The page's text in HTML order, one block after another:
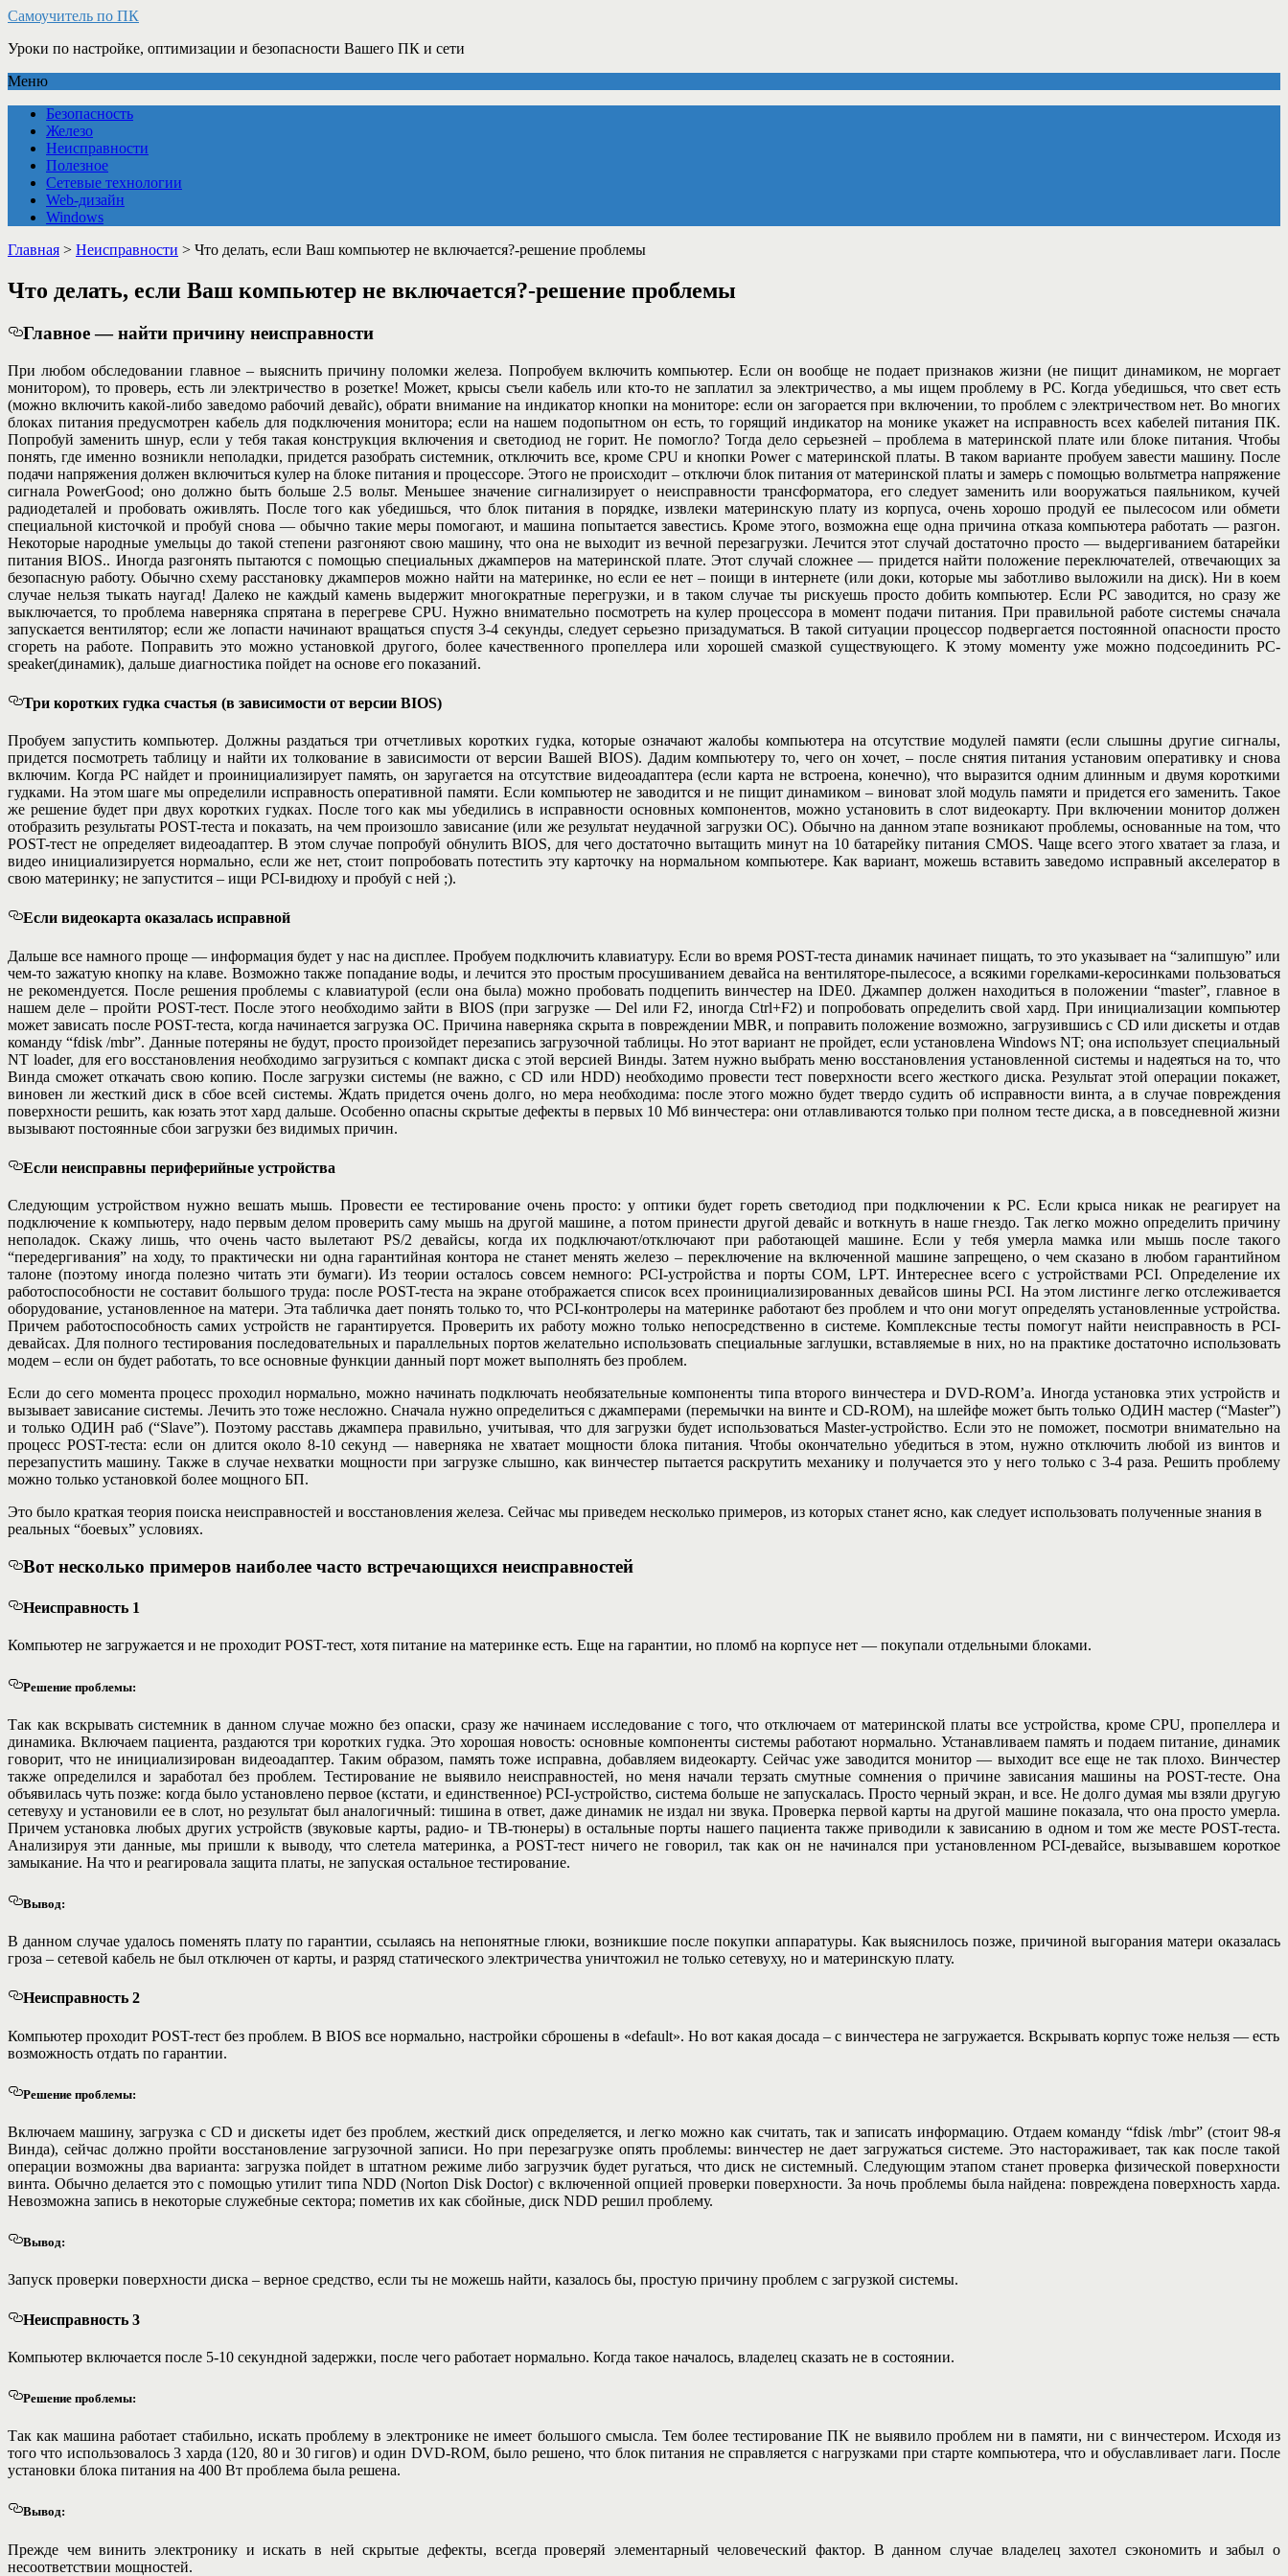
Самоучитель по ПК
Уроки по настройке, оптимизации и безопасности Вашего ПК и сети
Меню
Безопасность
Железо
Неисправности
Полезное
Сетевые технологии
Web-дизайн
Windows
Главная > Неисправности > Что делать, если Ваш компьютер не включается?-решение проблемы
Что делать, если Ваш компьютер не включается?-решение проблемы
Главное — найти причину неисправности
При любом обследовании главное – выяснить причину поломки железа. Попробуем включить компьютер. Если он вообще не подает признаков жизни (не пищит динамиком, не моргает
монитором), то проверь, есть ли электричество в розетке! Может, крысы съели кабель или кто-то не заплатил за электричество, а мы ищем проблему в PC. Когда убедишься, что свет есть
(можно включить какой-либо заведомо рабочий девайс), обрати внимание на индикатор кнопки на мониторе: если он загорается при включении, то проблем с электричеством нет. Во многих
блоках питания предусмотрен кабель для подключения монитора; если на нашем подопытном он есть, то горящий индикатор на монике укажет на исправность всех кабелей питания ПК.
Попробуй заменить шнур, если у тебя такая конструкция включения и светодиод не горит. Не помогло? Тогда дело серьезней – проблема в материнской плате или блоке питания. Чтобы
понять, где именно возникли неполадки, придется разобрать системник, отключить все, кроме CPU и кнопки Power с материнской платы. В таком варианте пробуем завести машину. После
подачи напряжения должен включиться кулер на блоке питания и процессоре. Этого не происходит – отключи блок питания от материнской платы и замерь с помощью вольтметра напряжение
сигнала PowerGood; оно должно быть больше 2.5 вольт. Меньшее значение сигнализирует о неисправности трансформатора, его следует заменить или вооружаться паяльником, кучей
радиодеталей и пробовать оживлять. После того как убедишься, что блок питания в порядке, извлеки материнскую плату из корпуса, очень хорошо продуй ее пылесосом или обмети
специальной кисточкой и пробуй снова — обычно такие меры помогают, и машина попытается завестись. Кроме этого, возможна еще одна причина отказа компьютера работать — разгон.
Некоторые народные умельцы до такой степени разгоняют свою машину, что она не выходит из вечной перезагрузки. Лечится этот случай достаточно просто — выдергиванием батарейки
питания BIOS.. Иногда разгонять пытаются с помощью специальных джамперов на материнской плате. Этот случай сложнее — придется найти положение переключателей, отвечающих за
безопасную работу. Обычно схему расстановку джамперов можно найти на материнке, но если ее нет – поищи в интернете (или доки, которые мы заботливо выложили на диск). Ни в коем
случае нельзя тыкать наугад! Далеко не каждый камень выдержит многократные перегрузки, и в таком случае ты рискуешь просто добить компьютер. Если PC заводится, но сразу же
выключается, то проблема наверняка спрятана в перегреве CPU. Нужно внимательно посмотреть на кулер процессора в момент подачи питания. При правильной работе системы сначала
запускается вентилятор; если же лопасти начинают вращаться спустя 3-4 секунды, следует серьезно призадуматься. В такой ситуации процессор подвергается постоянной опасности просто
сгореть на работе. Поправить это можно установкой другого, более качественного пропеллера или хорошей смазкой существующего. К этому моменту уже можно подсоединить PC-
speaker(динамик), дальше диагностика пойдет на основе его показаний.
Три коротких гудка счастья (в зависимости от версии BIOS)
Пробуем запустить компьютер. Должны раздаться три отчетливых коротких гудка, которые означают жалобы компьютера на отсутствие модулей памяти (если слышны другие сигналы,
придется посмотреть таблицу и найти их толкование в зависимости от версии Вашей BIOS). Дадим компьютеру то, чего он хочет, – после снятия питания установим оперативку и снова
включим. Когда PC найдет и проинициализирует память, он заругается на отсутствие видеоадаптера (если карта не встроена, конечно), что выразится одним длинным и двумя короткими
гудками. На этом шаге мы определили исправность оперативной памяти. Если компьютер не заводится и не пищит динамиком – виноват злой модуль памяти и придется его заменить. Такое
же решение будет при двух коротких гудках. После того как мы убедились в исправности основных компонентов, можно установить в слот видеокарту. При включении монитор должен
отобразить результаты POST-теста и показать, на чем произошло зависание (или же результат неудачной загрузки ОС). Обычно на данном этапе возникают проблемы, основанные на том, что
POST-тест не определяет видеоадаптер. В этом случае попробуй обнулить BIOS, для чего достаточно вытащить минут на 10 батарейку питания CMOS. Чаще всего этого хватает за глаза, и
видео инициализируется нормально, если же нет, стоит попробовать потестить эту карточку на нормальном компьютере. Как вариант, можешь вставить заведомо исправный акселератор в
свою материнку; не запустится – ищи PCI-видюху и пробуй с ней ;).
Если видеокарта оказалась исправной
Дальше все намного проще — информация будет у нас на дисплее. Пробуем подключить клавиатуру. Если во время POST-теста динамик начинает пищать, то это указывает на “залипшую” или
чем-то зажатую кнопку на клаве. Возможно также попадание воды, и лечится это простым просушиванием девайса на вентиляторе-пылесосе, а всякими горелками-керосинками пользоваться
не рекомендуется. После решения проблемы с клавиатурой (если она была) можно пробовать подцепить винчестер на IDE0. Джампер должен находиться в положении “master”, главное в
нашем деле – пройти POST-тест. После этого необходимо зайти в BIOS (при загрузке — Del или F2, иногда Ctrl+F2) и попробовать определить свой хард. При инициализации компьютер
может зависать после POST-теста, когда начинается загрузка ОС. Причина наверняка скрыта в повреждении MBR, и поправить положение возможно, загрузившись с CD или дискеты и отдав
команду “fdisk /mbr”. Данные потеряны не будут, просто произойдет перезапись загрузочной таблицы. Но этот вариант не пройдет, если установлена Windows NT; она использует специальный
NT loader, для его восстановления необходимо загрузиться с компакт диска с этой версией Винды. Затем нужно выбрать меню восстановления установленной системы и надеяться на то, что
Винда сможет откачать свою копию. После загрузки системы (не важно, с CD или HDD) необходимо провести тест поверхности всего жесткого диска. Результат этой операции покажет,
виновен ли жесткий диск в сбое всей системы. Ждать придется очень долго, но мера необходима: после этого можно будет твердо судить об исправности винта, а в случае повреждения
поверхности решить, как юзать этот хард дальше. Особенно опасны скрытые дефекты в первых 10 Мб винчестера: они отлавливаются только при полном тесте диска, а в повседневной жизни
вызывают постоянные сбои загрузки без видимых причин.
Если неисправны периферийные устройства
Следующим устройством нужно вешать мышь. Провести ее тестирование очень просто: у оптики будет гореть светодиод при подключении к PC. Если крыса никак не реагирует на
подключение к компьютеру, надо первым делом проверить саму мышь на другой машине, а потом принести другой девайс и воткнуть в наше гнездо. Так легко можно определить причину
неполадок. Скажу лишь, что очень часто вылетают PS/2 девайсы, когда их подключают/отключают при работающей машине. Если у тебя умерла мамка или мышь после такого
“передергивания” на ходу, то практически ни одна гарантийная контора не станет менять железо – переключение на включенной машине запрещено, о чем сказано в любом гарантийном
талоне (поэтому иногда полезно читать эти бумаги). Из теории осталось совсем немного: PCI-устройства и порты COM, LPT. Интереснее всего с устройствами PCI. Определение их
работоспособности не составит большого труда: после POST-теста на экране отображается список всех проинициализированных девайсов шины PCI. На этом листинге легко отслеживается
оборудование, установленное на матери. Эта табличка дает понять только то, что PCI-контролеры на материнке работают без проблем и что они могут определять установленные устройства.
Причем работоспособность самих устройств не гарантируется. Проверить их работу можно только непосредственно в системе. Комплексные тесты помогут найти неисправность в PCI-
девайсах. Для полного тестирования последовательных и параллельных портов желательно использовать специальные заглушки, вставляемые в них, но на практике достаточно использовать
модем – если он будет работать, то все основные функции данный порт может выполнять без проблем.
Если до сего момента процесс проходил нормально, можно начинать подключать необязательные компоненты типа второго винчестера и DVD-ROM’a. Иногда установка этих устройств и
вызывает зависание системы. Лечить это тоже несложно. Сначала нужно определиться с джамперами (перемычки на винте и CD-ROM), на шлейфе может быть только ОДИН мастер (“Master”)
и только ОДИН раб (“Slave”). Поэтому расставь джампера правильно, учитывая, что для загрузки будет использоваться Master-устройство. Если это не поможет, посмотри внимательно на
процесс POST-теста: если он длится около 8-10 секунд — наверняка не хватает мощности блока питания. Чтобы окончательно убедиться в этом, нужно отключить любой из винтов и
перезапустить машину. Также в случае нехватки мощности при загрузке слышно, как винчестер пытается раскрутить механику и получается это у него только с 3-4 раза. Решить проблему
можно только установкой более мощного БП.
Это было краткая теория поиска неисправностей и восстановления железа. Сейчас мы приведем несколько примеров, из которых станет ясно, как следует использовать полученные знания в
реальных “боевых” условиях.
Вот несколько примеров наиболее часто встречающихся неисправностей
Неисправность 1
Компьютер не загружается и не проходит POST-тест, хотя питание на материнке есть. Еще на гарантии, но пломб на корпусе нет — покупали отдельными блоками.
Решение проблемы:
Так как вскрывать системник в данном случае можно без опаски, сразу же начинаем исследование с того, что отключаем от материнской платы все устройства, кроме CPU, пропеллера и
динамика. Включаем пациента, раздаются три коротких гудка. Это хорошая новость: основные компоненты системы работают нормально. Устанавливаем память и подаем питание, динамик
говорит, что не инициализирован видеоадаптер. Таким образом, память тоже исправна, добавляем видеокарту. Сейчас уже заводится монитор — выходит все еще не так плохо. Винчестер
также определился и заработал без проблем. Тестирование не выявило неисправностей, но меня начали терзать смутные сомнения о причине зависания машины на POST-тесте. Она
объявилась чуть позже: когда было установлено первое (кстати, и единственное) PCI-устройство, система больше не запускалась. Просто черный экран, и все. Не долго думая мы взяли другую
сетевуху и установили ее в слот, но результат был аналогичный: тишина в ответ, даже динамик не издал ни звука. Проверка первой карты на другой машине показала, что она просто умерла.
Причем установка любых других устройств (звуковые карты, радио- и ТВ-тюнеры) в остальные порты нашего пациента также приводили к зависанию в одном и том же месте POST-теста.
Анализируя эти данные, мы пришли к выводу, что слетела материнка, а POST-тест ничего не говорил, так как он не начинался при установленном PCI-девайсе, вызывавшем короткое
замыкание. На что и реагировала защита платы, не запуская остальное тестирование.
Вывод:
В данном случае удалось поменять плату по гарантии, ссылаясь на непонятные глюки, возникшие после покупки аппаратуры. Как выяснилось позже, причиной выгорания матери оказалась
гроза – сетевой кабель не был отключен от карты, и разряд статического электричества уничтожил не только сетевуху, но и материнскую плату.
Неисправность 2
Компьютер проходит POST-тест без проблем. В BIOS все нормально, настройки сброшены в «default». Но вот какая досада – с винчестера не загружается. Вскрывать корпус тоже нельзя — есть
возможность отдать по гарантии.
Решение проблемы:
Включаем машину, загрузка с CD и дискеты идет без проблем, жесткий диск определяется, и легко можно как считать, так и записать информацию. Отдаем команду “fdisk /mbr” (стоит 98-я
Винда), сейчас должно пройти восстановление загрузочной записи. Но при перезагрузке опять проблемы: винчестер не дает загружаться системе. Это настораживает, так как после такой
операции возможны два варианта: загрузка пойдет в штатном режиме либо загрузчик будет ругаться, что диск не системный. Следующим этапом станет проверка физической поверхности
винта. Обычно делается это с помощью утилит типа NDD (Norton Disk Doctor) с включенной опцией проверки поверхности. За ночь проблемы была найдена: повреждена поверхность харда.
Невозможна запись в некоторые служебные сектора; пометив их как сбойные, диск NDD решил проблему.
Вывод:
Запуск проверки поверхности диска – верное средство, если ты не можешь найти, казалось бы, простую причину проблем с загрузкой системы.
Неисправность 3
Компьютер включается после 5-10 секундной задержки, после чего работает нормально. Когда такое началось, владелец сказать не в состоянии.
Решение проблемы:
Так как машина работает стабильно, искать проблему в электронике не имеет большого смысла. Тем более тестирование ПК не выявило проблем ни в памяти, ни с винчестером. Исходя из
того что использовалось 3 харда (120, 80 и 30 гигов) и один DVD-ROM, было решено, что блок питания не справляется с нагрузками при старте компьютера, что и обуславливает лаги. После
установки блока питания на 400 Вт проблема была решена.
Вывод:
Прежде чем винить электронику и искать в ней скрытые дефекты, всегда проверяй элементарный человеческий фактор. В данном случае владелец захотел сэкономить и забыл о
несоответствии мощностей.